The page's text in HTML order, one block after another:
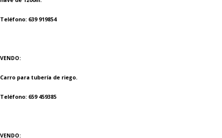
Teléfono: 639 919854
VENDO:
Carro para tubería de riego.
Teléfono: 659 459385
VENDO: